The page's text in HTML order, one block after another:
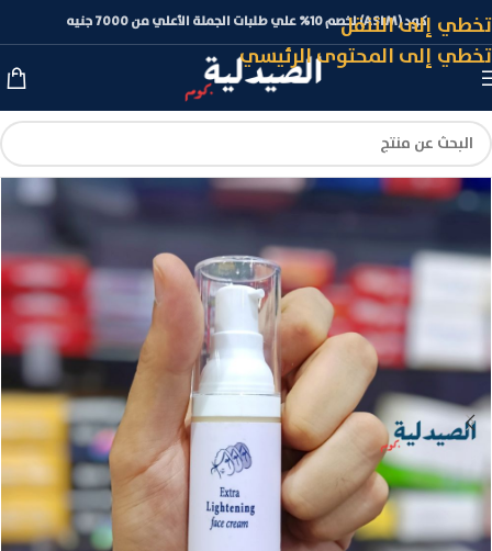
تخطي إلى التنقل
تخطي إلى المحتوى الرئيسي
كود (ASLM) لخصم 10% علي طلبات الجملة الأعلي من 7000 جنيه